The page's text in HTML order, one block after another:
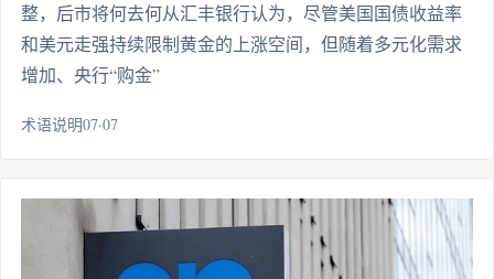
整，后市将何去何从汇丰银行认为，尽管美国国债收益率
和美元走强持续限制黄金的上涨空间，但随着多元化需求
增加、央行“购金”
术语说明07·07